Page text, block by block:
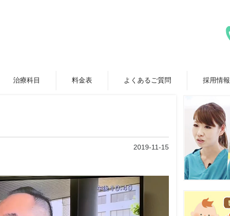
治療科目 料金表 よくあるご質問 採用情報
2019-11-15